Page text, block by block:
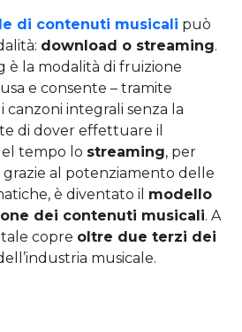
di contenuti musicali può
download o streaming.
è la modalità di fruizione
e consente – tramite
integrali senza la
di dover effettuare il
tempo lo streaming, per
al potenziamento delle
è diventato il modello
dei contenuti musicali. A
copre oltre due terzi dei
musicale.